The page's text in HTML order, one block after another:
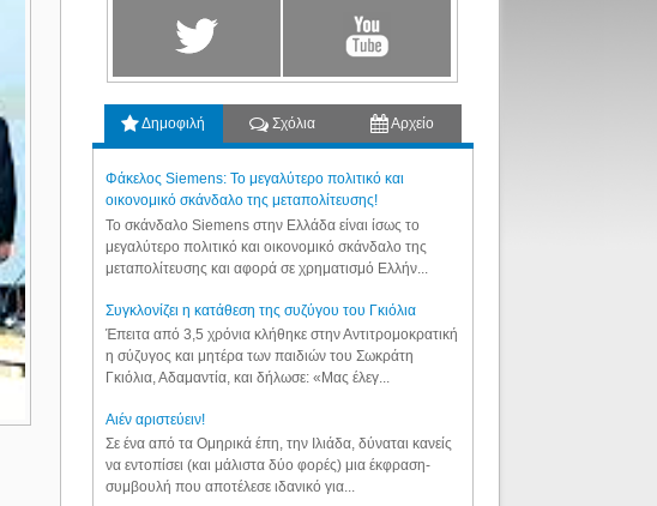
Δημοφιλή Σχόλια Αρχείο
Φάκελος Siemens: Το μεγαλύτερο πολιτικό και
οικονομικό σκάνδαλο της μεταπολίτευσης!
Το σκάνδαλο Siemens στην Ελλάδα είναι ίσως το
μεγαλύτερο πολιτικό και οικονομικό σκάνδαλο της
μεταπολίτευσης και αφορά σε χρηματισμό Ελλήν...
Συγκλονίζει η κατάθεση της συζύγου του Γκιόλια
Έπειτα από 3,5 χρόνια κλήθηκε στην Αντιτρομοκρατική
η σύζυγος και μητέρα των παιδιών του Σωκράτη
Γκιόλια, Αδαμαντία, και δήλωσε: «Μας έλεγ...
Aιέν αριστεύειν!
Σε ένα από τα Ομηρικά έπη, την Ιλιάδα, δύναται κανείς
να εντοπίσει (και μάλιστα δύο φορές) μια έκφραση-
συμβουλή που αποτέλεσε ιδανικό για...